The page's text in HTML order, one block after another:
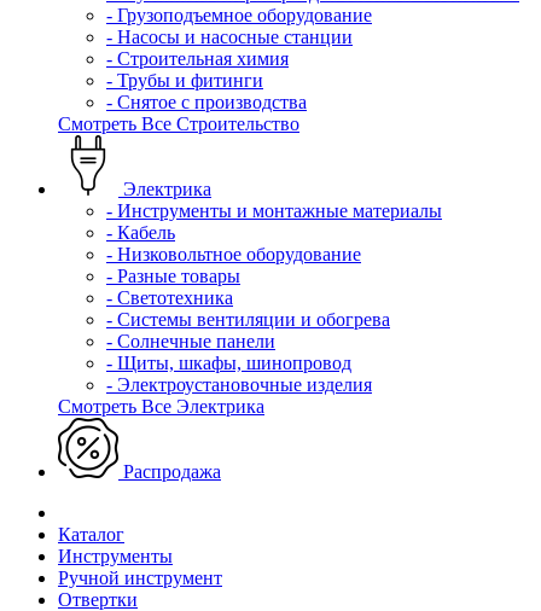
- Грузоподъемное оборудование
- Насосы и насосные станции
- Строительная химия
- Трубы и фитинги
- Снятое с производства
Смотреть Все Строительство
Электрика
- Инструменты и монтажные материалы
- Кабель
- Низковольтное оборудование
- Разные товары
- Светотехника
- Системы вентиляции и обогрева
- Солнечные панели
- Щиты, шкафы, шинопровод
- Электроустановочные изделия
Смотреть Все Электрика
Распродажа
Каталог
Инструменты
Ручной инструмент
Отвертки